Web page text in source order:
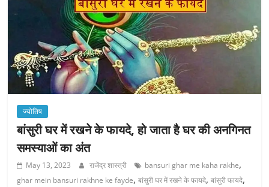
ज्योतिष
बांसुरी घर में रखने के फायदे, हो जाता है घर की अनगिनत
समस्याओं का अंत
May 13, 2023 राजेंद्र शास्त्री bansuri ghar me kaha rakhe,
ghar mein bansuri rakhne ke fayde,बांसुरी घर में रखने के फायदे,बांसुरी फायदे,